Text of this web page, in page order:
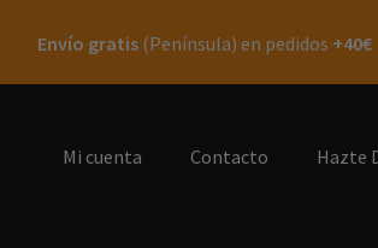
Envío gratis (Península) en pedidos +40€
Mi cuenta Contacto Hazte